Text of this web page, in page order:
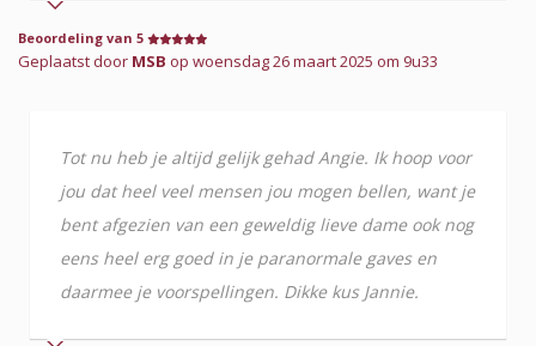
Beoordeling van 5
Geplaatst door MSB op woensdag 26 maart 2025 om 9u33
Tot nu heb je altijd gelijk gehad Angie. Ik hoop voor
jou dat heel veel mensen jou mogen bellen, want je
bent afgezien van een geweldig lieve dame ook nog
eens heel erg goed in je paranormale gaves en
daarmee je voorspellingen. Dikke kus Jannie.